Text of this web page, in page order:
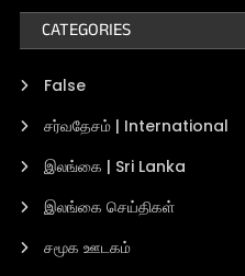
CATEGORIES
False
சர்வதேசம் | International
இலங்கை | Sri Lanka
இலங்கை செய்திகள்
சமூக ஊடகம்